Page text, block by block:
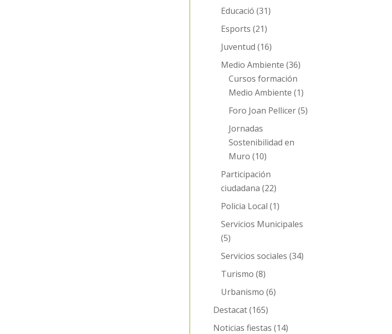
Educació (31)
Esports (21)
Juventud (16)
Medio Ambiente (36)
Cursos formación
Medio Ambiente (1)
Foro Joan Pellicer(5)
Jornadas
Sostenibilidad en
Muro (10)
Participación
ciudadana (22)
Policia Local (1)
Servicios Municipales
(5)
Servicios sociales (34)
Turismo (8)
Urbanismo (6)
Destacat(165)
Noticias fiestas (14)